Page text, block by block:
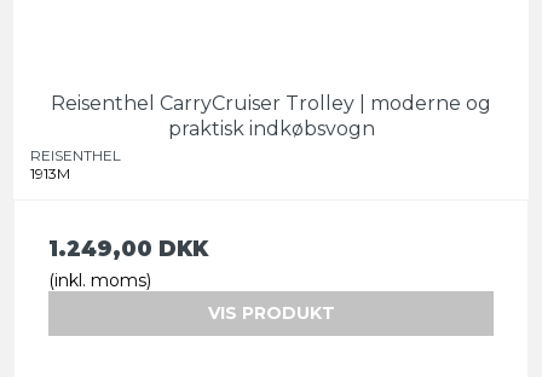
Reisenthel CarryCruiser Trolley | moderne og
praktisk indkøbsvogn
REISENTHEL
1913M
1.249,00 DKK
(inkl. moms)
VIS PRODUKT